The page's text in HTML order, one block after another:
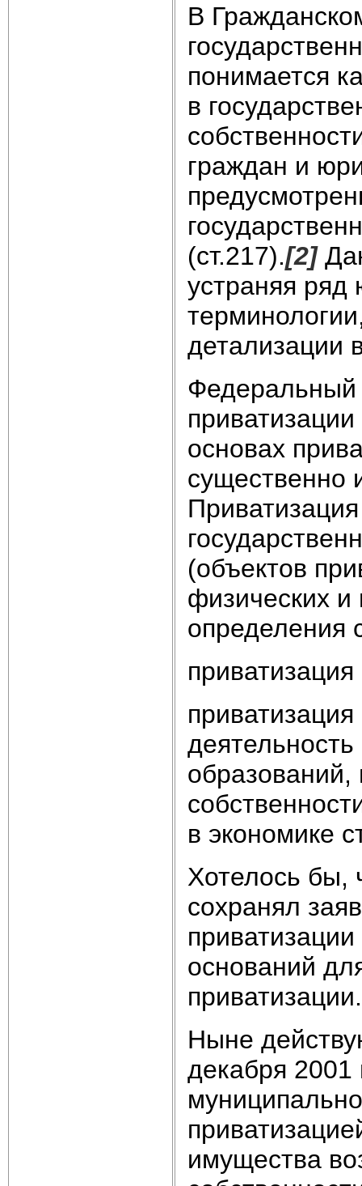
В
понимается
в
граждан и
(ст.217).[2]
устраняя ряд
детализации
Федеральный
основах
существенно
(объектов
физических и
определения
в экономике
Хотелось бы,
сохранял
оснований
приватизации.
Ныне
декабря 2001
имущества